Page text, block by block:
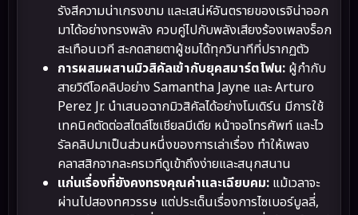
รังสีความน่าเกรงขาม และเสน่ห์อันตรายของเรจิน่าออก
มาได้อย่างทรงพลัง ควบคู่ไปกับพลังเสียงร้องเพลงร็อก
สะเทือนเวที สะกดสายตาผู้ชมได้ทุกวินาทีที่ปรากฏตัว
การผสมผสานมิวสิคัลเข้ากับยุคสมาร์ตโฟน: ผู้กำกับ
สายวิดีโอคลิปอย่าง Samantha Jayne และ Arturo
Perez Jr. นำเสนอฉากมิวสิคัลได้อย่างโมเดิร์น มีการใช้
เทคนิคตัดต่อสไตล์โซเชียลมีเดีย หน้าจอโทรศัพท์ และไว
รัลคลิปมาเป็นส่วนหนึ่งของการเล่าเรื่อง ทำให้เพลง
คลาสสิกจากละครเวทีดูเข้าถึงง่ายและสนุกสนาน
แก่นเรื่องที่ยังคงทรงคุณค่าและเฉียบคม: แม้เวลาจะ
ผ่านไปสองทศวรรษ แต่ประเด็นเรื่องการไซเบอร์บูลลี่,